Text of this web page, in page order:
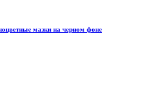
мазки на черном фоне